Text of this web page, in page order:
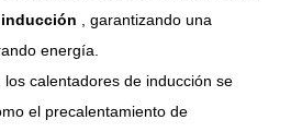
, garantizando una
energía.
calentadores de inducción se
el precalentamiento de